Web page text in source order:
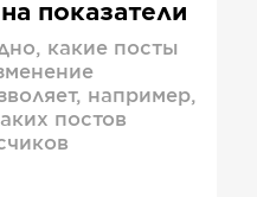
показатели
какие посты
например,
постов